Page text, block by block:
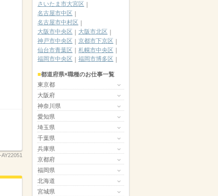
さいたま市大宮区
名古屋市中区
名古屋市中村区
大阪市中央区
大阪市北区
神戸市中央区
京都市下京区
仙台市青葉区
札幌市中央区
福岡市中央区
福岡市博多区
都道府県×職種のお仕事一覧
東京都
大阪府
神奈川県
愛知県
埼玉県
千葉県
兵庫県
京都府
福岡県
北海道
宮城県